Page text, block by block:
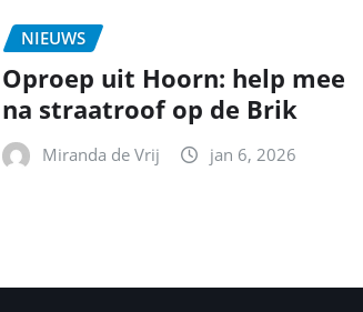
NIEUWS
Oproep uit Hoorn: help mee
na straatroof op de Brik
Miranda de Vrij jan 6, 2026